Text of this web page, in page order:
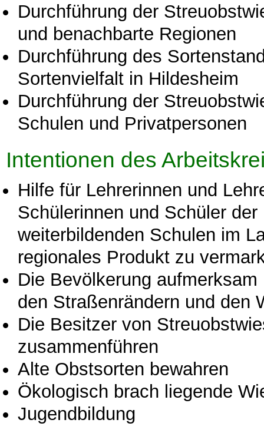
Durchführung der
und benachbarte Regionen
Durchführung des
Sortenvielfalt in Hildesheim
Durchführung der
Schulen und Privatpersonen
Intentionen des
Hilfe für Lehrerinnen und
Schülerinnen und Schüler
weiterbildenden Schulen im
regionales Produkt zu
Die Bevölkerung
den Straßenrändern und den
Die Besitzer von
zusammenführen
Alte Obstsorten bewahren
Ökologisch brach liegende
Jugendbildung